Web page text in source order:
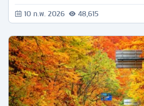
10 ก.พ. 2026 48,615